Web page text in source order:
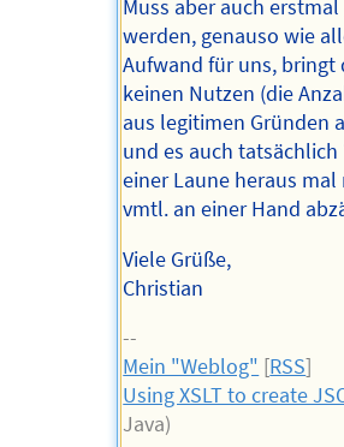
Muss aber auch
werden, genauso wie
Aufwand für uns,
keinen Nutzen (die
aus legitimen Gründen
und es auch
einer Laune heraus
vmtl. an einer Hand
Viele Grüße,
Christian
--
Mein "Weblog" [RSS]
Using XSLT to create
Java)